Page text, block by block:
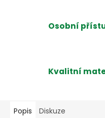
Osobní
Kvalitní
Popis Diskuze